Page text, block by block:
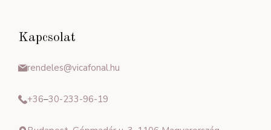
Kapcsolat
rendeles@vicafonal.hu
+36–30-233-96-19